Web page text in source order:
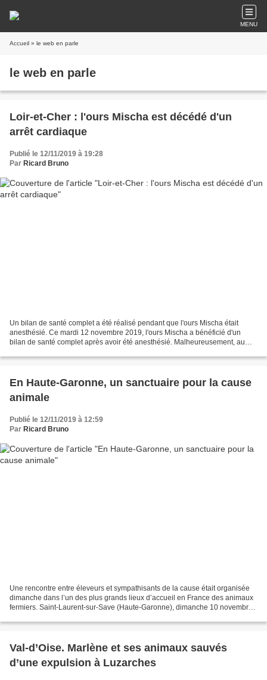
MENU
Accueil » le web en parle
le web en parle
Loir-et-Cher : l'ours Mischa est décédé d'un
arrêt cardiaque
Publié le 12/11/2019 à 19:28
Par Ricard Bruno
Un bilan de santé complet a été réalisé pendant que l'ours Mischa était
anesthésié. Ce mardi 12 novembre 2019, l'ours Mischa a bénéficié d'un
bilan de santé complet après avoir été anesthésié. Malheureusement, au
En Haute-Garonne, un sanctuaire pour la cause
animale
Publié le 12/11/2019 à 12:59
Par Ricard Bruno
Une rencontre entre éleveurs et sympathisants de la cause était organisée
dimanche dans l’un des plus grands lieux d’accueil en France des animaux
fermiers. Saint-Laurent-sur-Save (Haute-Garonne), dimanche 10 novembre
Val-d’Oise. Marlène et ses animaux sauvés
d’une expulsion à Luzarches